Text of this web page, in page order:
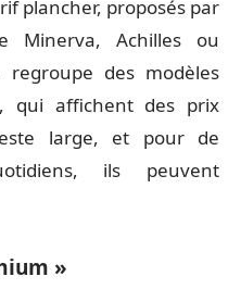
plancher, proposés par
Minerva, Achilles ou
regroupe des modèles
qui affichent des prix
large, et pour de
ils peuvent
»